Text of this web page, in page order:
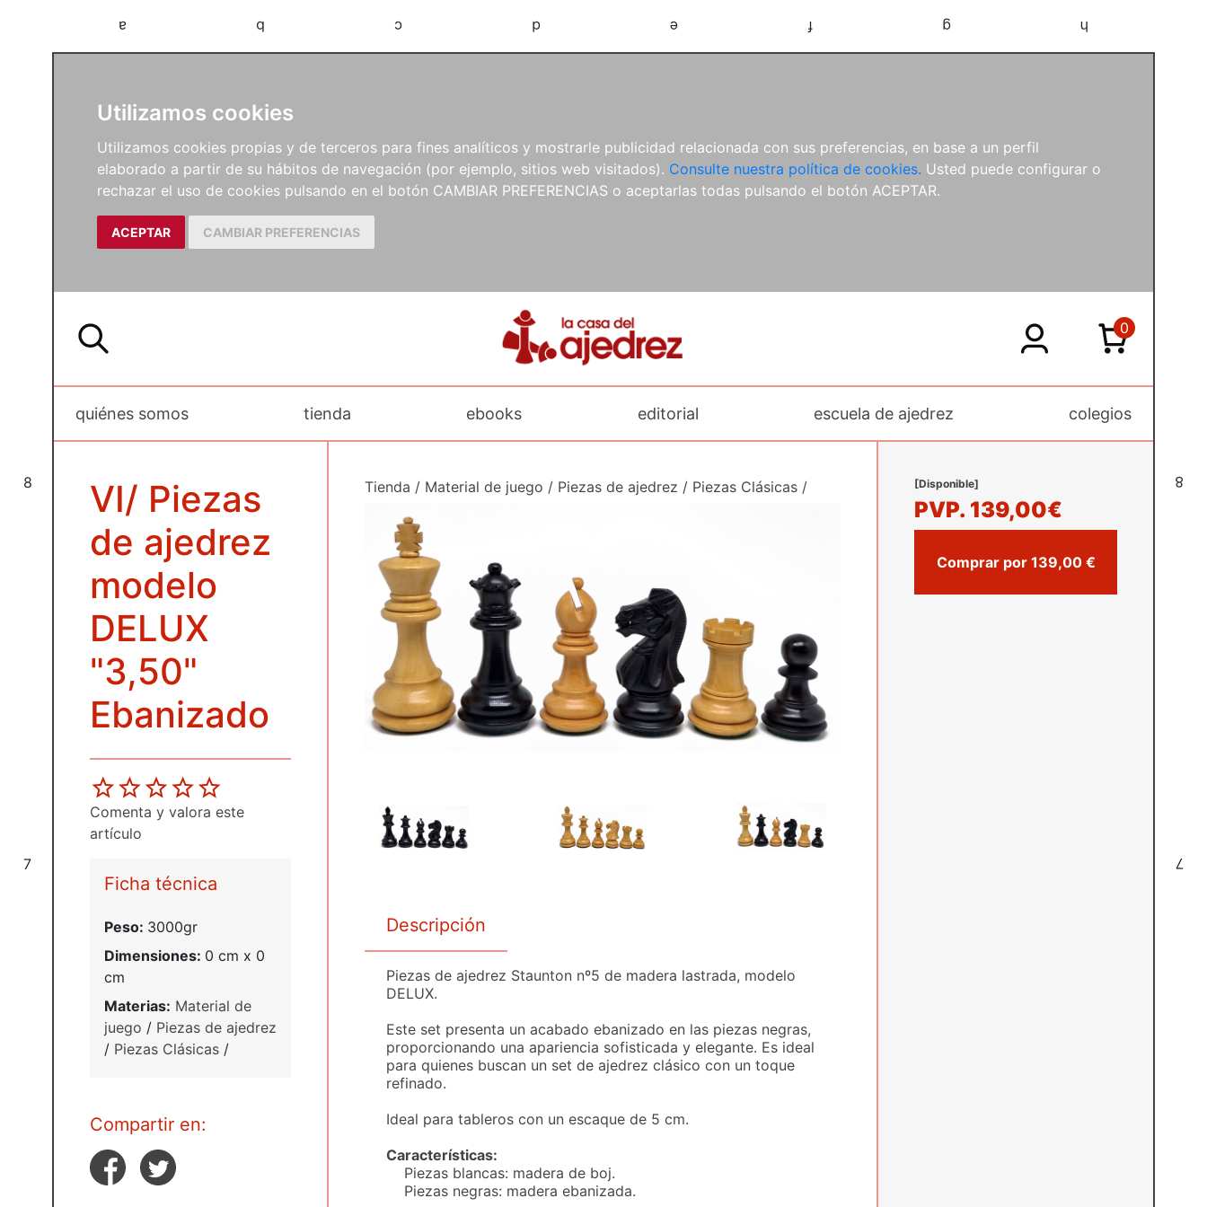
Utilizamos cookies
Utilizamos cookies propias y de terceros para fines analíticos y mostrarle publicidad relacionada con sus preferencias, en base a un perfil
elaborado a partir de su hábitos de navegación (por ejemplo, sitios web visitados). Consulte nuestra política de cookies. Usted puede configurar o
rechazar el uso de cookies pulsando en el botón CAMBIAR PREFERENCIAS o aceptarlas todas pulsando el botón ACEPTAR.
ACEPTAR CAMBIAR PREFERENCIAS
a b c d e f g h
8
7
8
7
quiénes somos tienda ebooks editorial escuela de ajedrez colegios
0
VI/ Piezas
de ajedrez
modelo
DELUX
"3,50"
Ebanizado
Comenta y valora este
artículo
Ficha técnica
Peso: 3000gr
Dimensiones: 0 cm x 0
cm
Materias: Material de
juego / Piezas de ajedrez
/ Piezas Clásicas /
Compartir en:
Tienda / Material de juego / Piezas de ajedrez / Piezas Clásicas /
Descripción
Piezas de ajedrez Staunton nº5 de madera lastrada, modelo
DELUX.
Este set presenta un acabado ebanizado en las piezas negras,
proporcionando una apariencia sofisticada y elegante. Es ideal
para quienes buscan un set de ajedrez clásico con un toque
refinado.
Ideal para tableros con un escaque de 5 cm.
Características:
Piezas blancas: madera de boj.
Piezas negras: madera ebanizada.
[Disponible]
PVP. 139,00€
Comprar por 139,00 €